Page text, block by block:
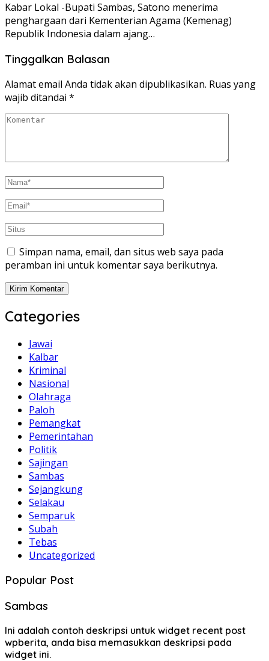
Kabar Lokal -Bupati Sambas, Satono menerima
penghargaan dari Kementerian Agama (Kemenag)
Republik Indonesia dalam ajang…
Tinggalkan Balasan
Alamat email Anda tidak akan dipublikasikan. Ruas yang
wajib ditandai *
Simpan nama, email, dan situs web saya pada
peramban ini untuk komentar saya berikutnya.
Categories
Jawai
Kalbar
Kriminal
Nasional
Olahraga
Paloh
Pemangkat
Pemerintahan
Politik
Sajingan
Sambas
Sejangkung
Selakau
Semparuk
Subah
Tebas
Uncategorized
Popular Post
Sambas
Ini adalah contoh deskripsi untuk widget recent post
wpberita, anda bisa memasukkan deskripsi pada
widget ini.